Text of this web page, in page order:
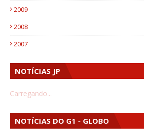
2009
2008
2007
NOTÍCIAS JP
Carregando...
NOTÍCIAS DO G1 - GLOBO